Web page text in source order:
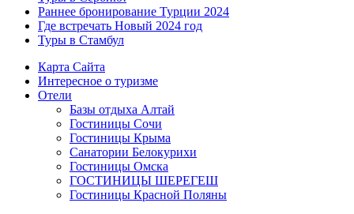
Раннее бронирование Турции 2024
Где встречать Новый 2024 год
Туры в Стамбул
Карта Сайта
Интересное о туризме
Отели
Базы отдыха Алтай
Гостиницы Сочи
Гостиницы Крыма
Санатории Белокурихи
Гостиницы Омска
ГОСТИНИЦЫ ШЕРЕГЕШ
Гостиницы Красной Поляны